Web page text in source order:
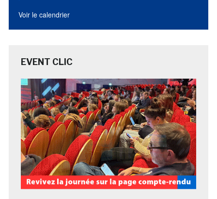
Voir le calendrier
EVENT CLIC